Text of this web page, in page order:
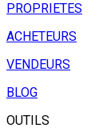
PROPRIETES
ACHETEURS
VENDEURS
BLOG
OUTILS